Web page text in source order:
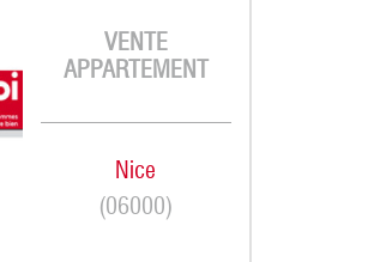
VENTE
APPARTEMENT
Nice
(06000)